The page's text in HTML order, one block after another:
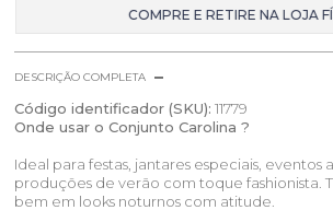
COMPRE E RETIRE NA LOJA
DESCRIÇÃO COMPLETA
Código identificador (SKU): 11779
Onde usar o Conjunto Carolina ?
Ideal para festas, jantares especiais, eventos
produções de verão com toque fashionista.
bem em looks noturnos com atitude.